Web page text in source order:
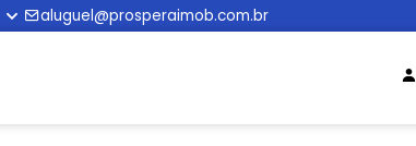
aluguel@prosperaimob.com.br